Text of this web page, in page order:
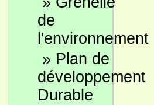
de
l'environnement
» Plan de
développement
Durable